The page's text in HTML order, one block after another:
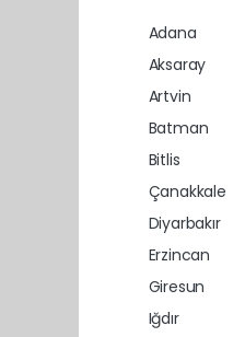
Adana
Aksaray
Artvin
Batman
Bitlis
Çanakkale
Diyarbakır
Erzincan
Giresun
Iğdır